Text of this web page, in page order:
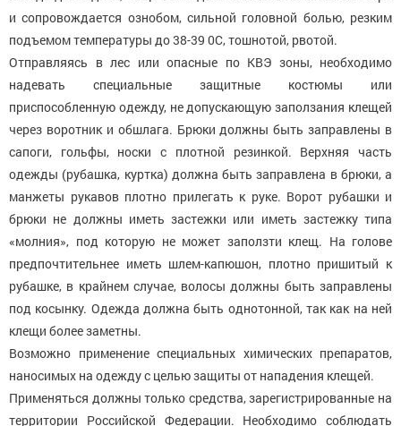
и сопровождается ознобом, сильной головной болью, резким
подъемом температуры до 38-39 0С, тошнотой, рвотой.
Отправляясь в лес или опасные по КВЭ зоны, необходимо
надевать специальные защитные костюмы или
приспособленную одежду, не допускающую заползания клещей
через воротник и обшлага. Брюки должны быть заправлены в
сапоги, гольфы, носки с плотной резинкой. Верхняя часть
одежды (рубашка, куртка) должна быть заправлена в брюки, а
манжеты рукавов плотно прилегать к руке. Ворот рубашки и
брюки не должны иметь застежки или иметь застежку типа
«молния», под которую не может заползти клещ. На голове
предпочтительнее иметь шлем-капюшон, плотно пришитый к
рубашке, в крайнем случае, волосы должны быть заправлены
под косынку. Одежда должна быть однотонной, так как на ней
клещи более заметны.
Возможно применение специальных химических препаратов,
наносимых на одежду с целью защиты от нападения клещей.
Применяться должны только средства, зарегистрированные на
территории Российской Федерации. Необходимо соблюдать